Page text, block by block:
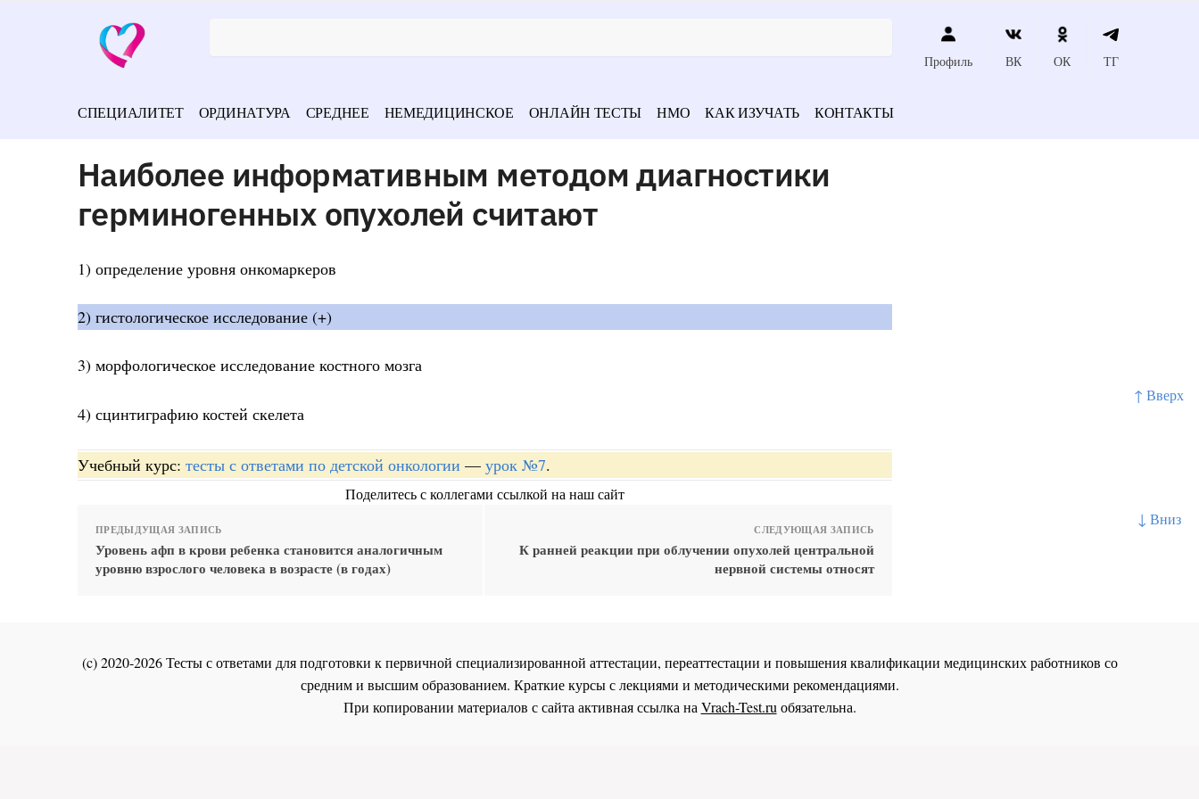
↑ Вверх
↓ Вниз
Профиль ВК ОК ТГ
СПЕЦИАЛИТЕТ ОРДИНАТУРА СРЕДНЕЕ НЕМЕДИЦИНСКОЕ ОНЛАЙН ТЕСТЫ НМО КАК ИЗУЧАТЬ КОНТАКТЫ
Наиболее информативным методом диагностики
герминогенных опухолей считают
1) определение уровня онкомаркеров
2) гистологическое исследование (+)
3) морфологическое исследование костного мозга
4) сцинтиграфию костей скелета
Учебный курс: тесты с ответами по детской онкологии — урок №7.
Поделитесь с коллегами ссылкой на наш сайт
ПРЕДЫДУЩАЯ ЗАПИСЬ
Уровень афп в крови ребенка становится аналогичным
уровню взрослого человека в возрасте (в годах)
СЛЕДУЮЩАЯ ЗАПИСЬ
К ранней реакции при облучении опухолей центральной
нервной системы относят
(c) 2020-2026 Тесты с ответами для подготовки к первичной специализированной аттестации, переаттестации и повышения квалификации медицинских работников со
средним и высшим образованием. Краткие курсы с лекциями и методическими рекомендациями.
При копировании материалов с сайта активная ссылка наVrach-Test.ruобязательна.